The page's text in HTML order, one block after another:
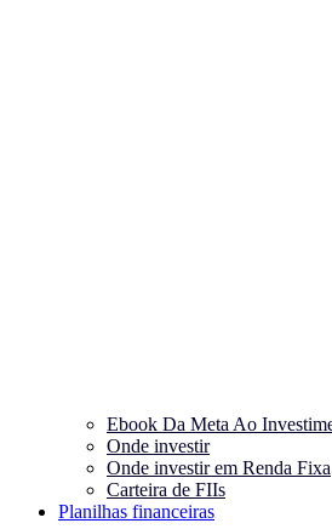
Ebook Da Meta Ao
Onde investir
Onde investir em Renda Fixa
Carteira de FIIs
Planilhas financeiras